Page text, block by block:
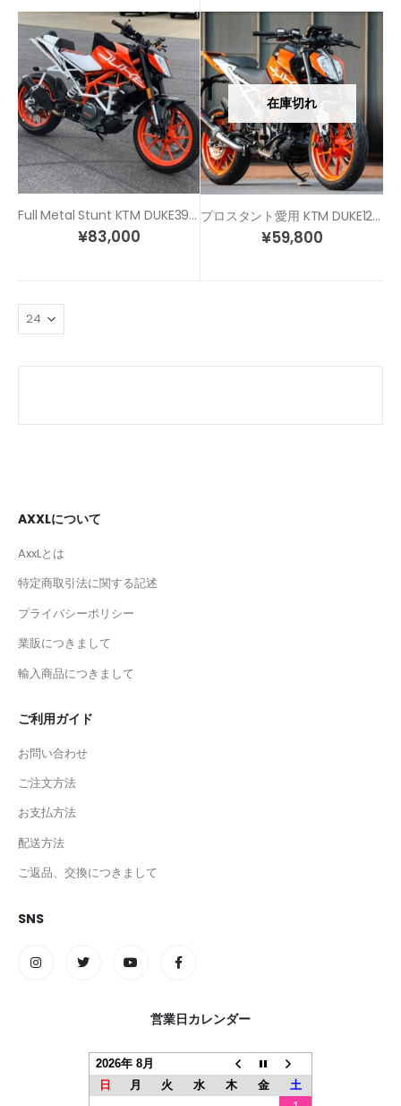
Full Metal Stunt KTM DUKE390 (17-22) スタントケージ
¥83,000
在庫切れ
プロスタント愛用 KTM DUKE125/200/390(17-18)用 スタントケージ
¥59,800
AXXLについて
AxxLとは
特定商取引法に関する記述
プライバシーポリシー
業販につきまして
輸入商品につきまして
ご利用ガイド
お問い合わせ
ご注文方法
お支払方法
配送方法
ご返品、交換につきまして
SNS
営業日カレンダー
2026年 8月
日
月 火 水 木 金
土